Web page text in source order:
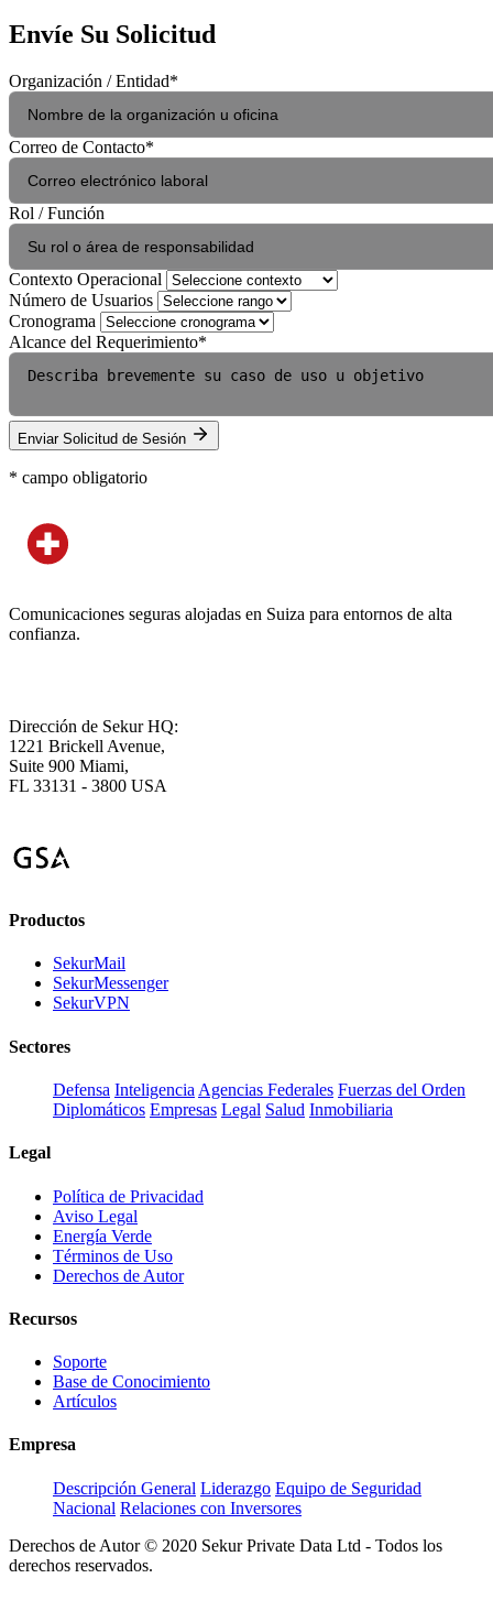
Envíe Su Solicitud
Organización / Entidad*
Correo de Contacto*
Rol / Función
Contexto Operacional
Número de Usuarios
Cronograma
Alcance del Requerimiento*
Enviar Solicitud de Sesión
* campo obligatorio
Comunicaciones seguras alojadas en Suiza para entornos de alta
confianza.
Dirección de Sekur HQ:
1221 Brickell Avenue,
Suite 900 Miami,
FL 33131 - 3800 USA
Productos
SekurMail
SekurMessenger
SekurVPN
Sectores
Defensa Inteligencia Agencias Federales Fuerzas del Orden
Diplomáticos Empresas Legal Salud Inmobiliaria
Legal
Política de Privacidad
Aviso Legal
Energía Verde
Términos de Uso
Derechos de Autor
Recursos
Soporte
Base de Conocimiento
Artículos
Empresa
Descripción General Liderazgo Equipo de Seguridad
Nacional Relaciones con Inversores
Derechos de Autor © 2020 Sekur Private Data Ltd - Todos los
derechos reservados.